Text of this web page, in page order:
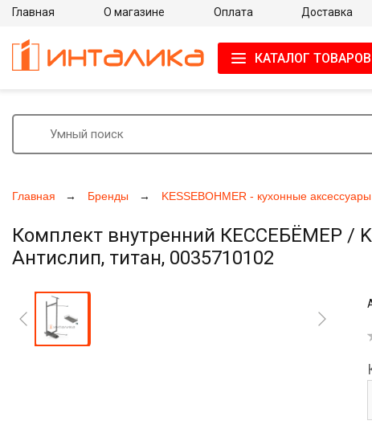
Главная Бренды KESSEBOHMER - кухонные
Комплект внутренний КЕССЕБЁМЕР /
Антислип, титан, 0035710102
Главная О магазине Оплата Доставка
КАТАЛОГ ТОВАРОВ